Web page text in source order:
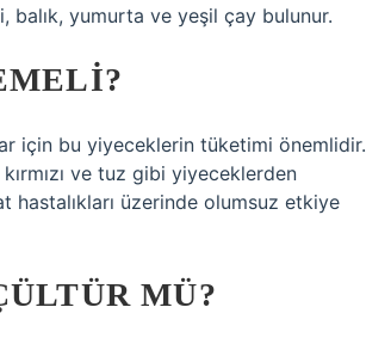
yumurta ve yeşil çay bulunur.
için bu yiyeceklerin tüketimi önemlidir.
ve tuz gibi yiyeceklerden
hastalıkları üzerinde olumsuz etkiye
MÜ?